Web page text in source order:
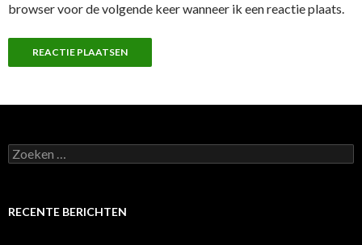
browser voor de volgende keer wanneer ik een reactie plaats.
Z
o
e
RECENTE BERICHTEN